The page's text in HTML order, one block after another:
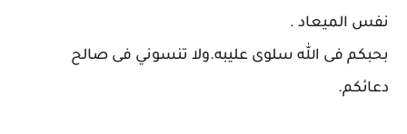
نفس الميعاد .
بحبكم فى الله سلوى عليبه.ولا تنسوني فى صالح
دعائكم.